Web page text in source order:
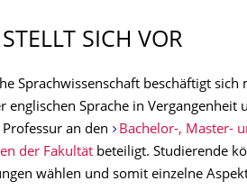
SICH VOR
Sprachwissenschaft beschäftigt sich
englischen Sprache in Vergangenheit
an den
Bachelor-, Master-
der Fakultät beteiligt. Studierende
wählen und somit einzelne